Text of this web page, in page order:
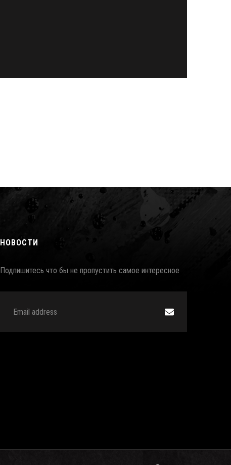
НОВОСТИ
Подпишитесь что бы не пропустить самое интересное